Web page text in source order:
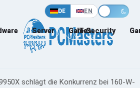
DE EN
Server Games
IT-Security
schlägt die Konkurrenz bei 160-W-